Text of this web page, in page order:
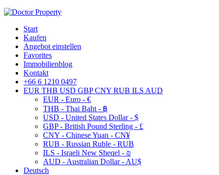
Start
Kaufen
Angebot einstellen
Favorites
Immobilienblog
Kontakt
+66 6 1210 0497
EUR THB USD GBP CNY RUB ILS AUD
EUR - Euro - €
THB - Thai Baht - ฿
USD - United States Dollar - $
GBP - British Pound Sterling - £
CNY - Chinese Yuan - CN¥
RUB - Russian Ruble - RUB
ILS - Israeli New Sheqel - ₪
AUD - Australian Dollar - AU$
Deutsch